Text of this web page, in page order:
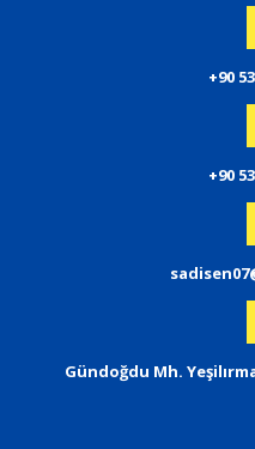
+90
+90
Gündoğdu Mh.